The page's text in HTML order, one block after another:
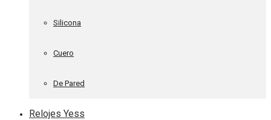
Silicona
Cuero
De Pared
Relojes Yess